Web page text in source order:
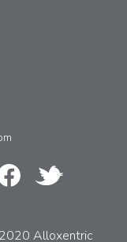
Alloxentric